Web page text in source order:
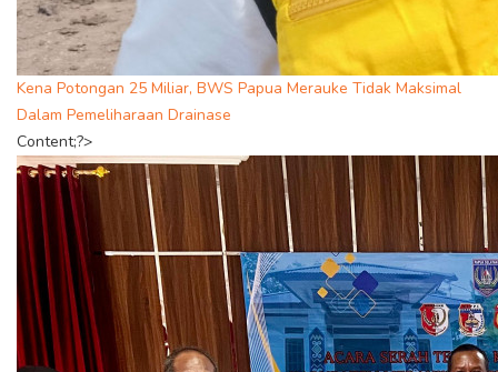
Kena Potongan 25 Miliar, BWS Papua Merauke Tidak Maksimal
Dalam Pemeliharaan Drainase
Content;?>